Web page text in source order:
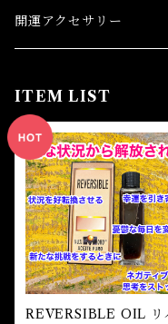
金運 Money
キーチェーン
金運 Money
恋愛 Love
干支風水置き物
子 Rat
牛 Ox
ブレスレット Bracelet
恋愛
仕事 Job
金運 Money
スピリチュアル Spiritual
自己実現 Self-realization
裁判 Trial
人間関係 Relationships
恋愛 Love
自己実現 Self-Realization
仕事 Job
スピリチュアル Spiritual
人間関係 RelationShips
線香 Stick Incense
仕事
金運
人間関係
金運 Money
恋愛 Love
護身
パウダー Magical
仕事
恋愛 Love
金運 Money
バス＆フロアウォッ
護身 Self-Defence
恋愛 Love
バスハーブ Bath Herb
恋愛 love
白魔術キット
中級者向け
開運アクセサリー
ITEM LIST
REVERSIBLE OIL リ